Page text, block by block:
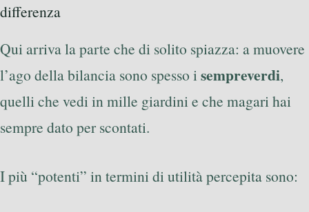
differenza
Qui arriva la parte che di solito spiazza: a muovere
l’ago della bilancia sono spesso isempreverdi,
quelli che vedi in mille giardini e che magari hai
sempre dato per scontati.
I più “potenti” in termini di utilità percepita sono: